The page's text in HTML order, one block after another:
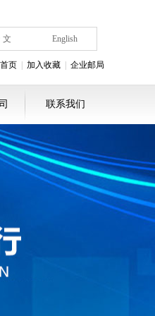
文 English
页 加入收藏 企业邮局
联系我们